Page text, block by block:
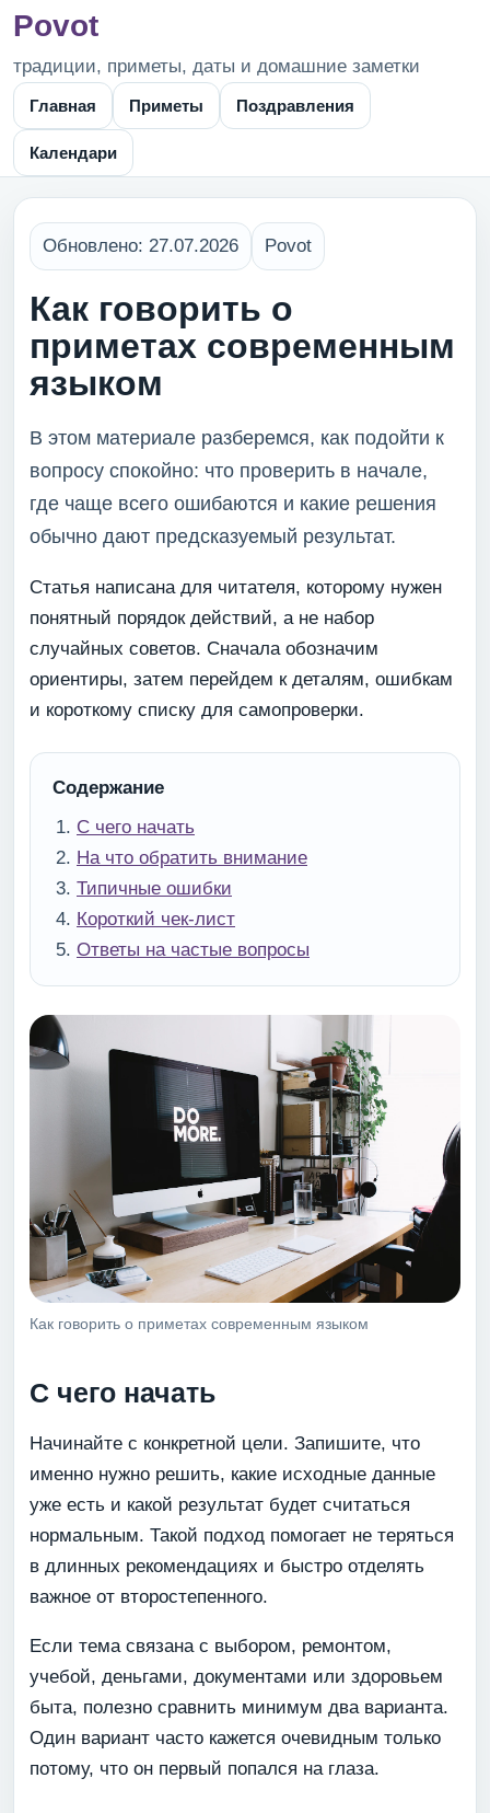
Povot
традиции, приметы, даты и домашние заметки
Главная Приметы Поздравления
Календари
Обновлено: 27.07.2026 Povot
Как говорить о
приметах современным
языком
В этом материале разберемся, как подойти к
вопросу спокойно: что проверить в начале,
где чаще всего ошибаются и какие решения
обычно дают предсказуемый результат.
Статья написана для читателя, которому нужен
понятный порядок действий, а не набор
случайных советов. Сначала обозначим
ориентиры, затем перейдем к деталям, ошибкам
и короткому списку для самопроверки.
Содержание
С чего начать
На что обратить внимание
Типичные ошибки
Короткий чек-лист
Ответы на частые вопросы
Как говорить о приметах современным языком
С чего начать
Начинайте с конкретной цели. Запишите, что
именно нужно решить, какие исходные данные
уже есть и какой результат будет считаться
нормальным. Такой подход помогает не теряться
в длинных рекомендациях и быстро отделять
важное от второстепенного.
Если тема связана с выбором, ремонтом,
учебой, деньгами, документами или здоровьем
быта, полезно сравнить минимум два варианта.
Один вариант часто кажется очевидным только
потому, что он первый попался на глаза.